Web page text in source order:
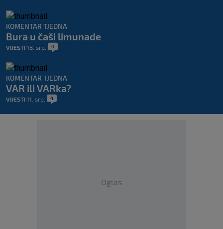
KOMENTAR TJEDNA
Bura u čaši limunade
VIJESTI 18. srp. 0
KOMENTAR TJEDNA
VAR ili VARka?
VIJESTI 11. srp. 4
Oglas